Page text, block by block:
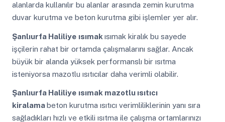
alanlarda kullanılır bu alanlar arasında zemin kurutma
duvar kurutma ve beton kurutma gibi işlemler yer alır.
Şanlıurfa Haliliye ısımak ısımak kiralık bu sayede
işçilerin rahat bir ortamda çalışmalarını sağlar. Ancak
büyük bir alanda yüksek performanslı bir ısıtma
isteniyorsa mazotlu ısıtıcılar daha verimli olabilir.
Şanlıurfa Haliliye ısımak mazotlu ısıtıcı
kiralamabeton kurutma ısıtıcı verimliliklerinin yanı sıra
sağladıkları hızlı ve etkili ısıtma ile çalışma ortamlarınızı